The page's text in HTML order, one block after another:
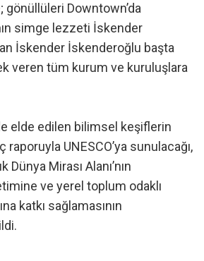
gönüllüleri Downtown’da
simge lezzeti İskender
İskender İskenderoğlu başta
veren tüm kurum ve kuruluşlara
elde edilen bilimsel keşiflerin
raporuyla UNESCO’ya sunulacağı,
Dünya Mirası Alanı’nın
ve yerel toplum odaklı
katkı sağlamasının